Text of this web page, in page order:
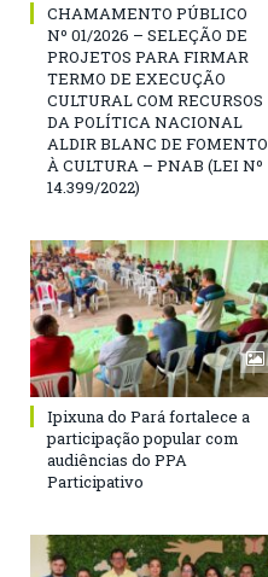
CHAMAMENTO PÚBLICO
Nº 01/2026 – SELEÇÃO DE
PROJETOS PARA FIRMAR
TERMO DE EXECUÇÃO
CULTURAL COM RECURSOS
DA POLÍTICA NACIONAL
ALDIR BLANC DE FOMENTO
À CULTURA – PNAB (LEI Nº
14.399/2022)
Ipixuna do Pará fortalece a
participação popular com
audiências do PPA
Participativo